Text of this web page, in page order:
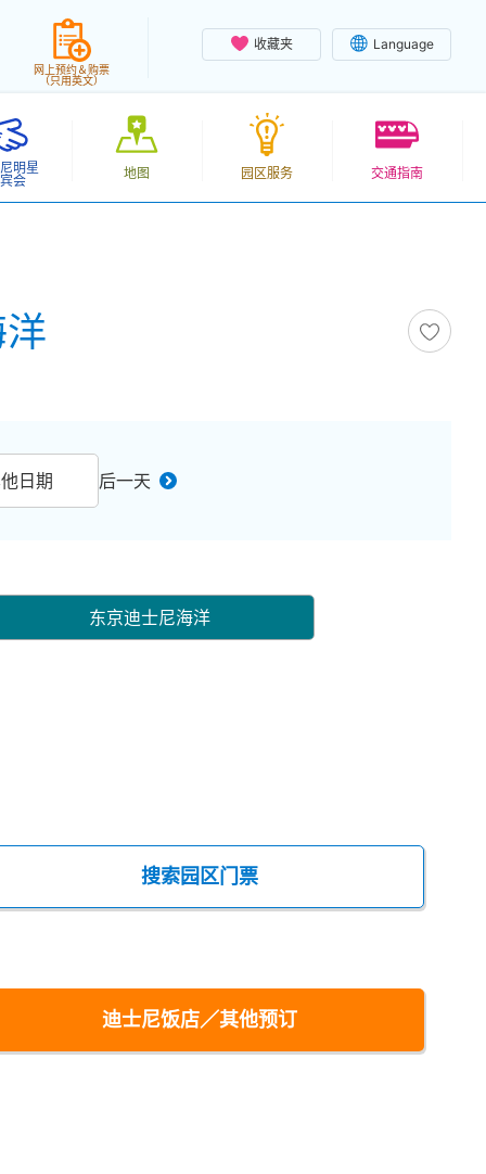
收藏夹 Language
网上预约＆购票
（只用英文）
明星
会
地图 园区服务 交通指南
日期 后一天
东京迪士尼海洋
搜索园区门票
迪士尼饭店／其他预订